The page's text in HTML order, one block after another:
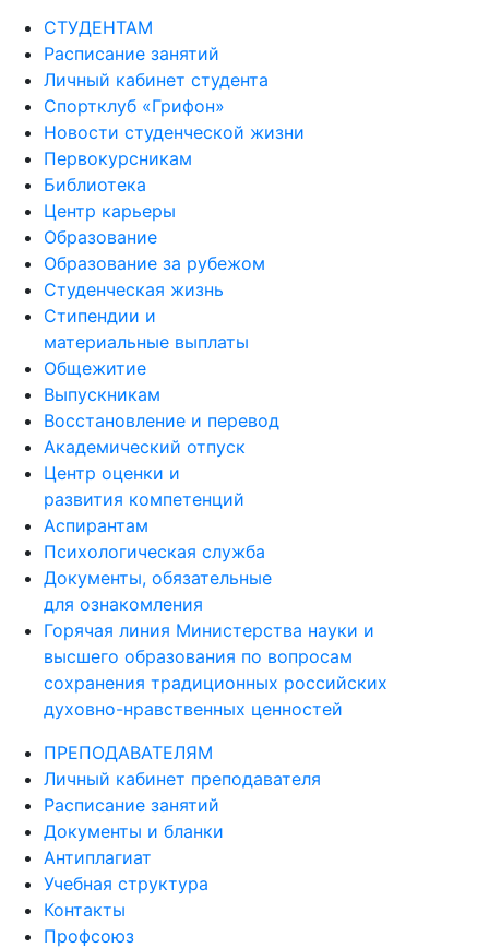
СТУДЕНТАМ
Расписание занятий
Личный кабинет студента
Спортклуб «Грифон»
Новости студенческой жизни
Первокурсникам
Библиотека
Центр карьеры
Образование
Образование за рубежом
Студенческая жизнь
Стипендии и
материальные выплаты
Общежитие
Выпускникам
Восстановление и перевод
Академический отпуск
Центр оценки и
развития компетенций
Аспирантам
Психологическая служба
Документы, обязательные
для ознакомления
Горячая линия Министерства науки и
высшего образования по вопросам
сохранения традиционных российских
духовно-нравственных ценностей
ПРЕПОДАВАТЕЛЯМ
Личный кабинет преподавателя
Расписание занятий
Документы и бланки
Антиплагиат
Учебная структура
Контакты
Профсоюз